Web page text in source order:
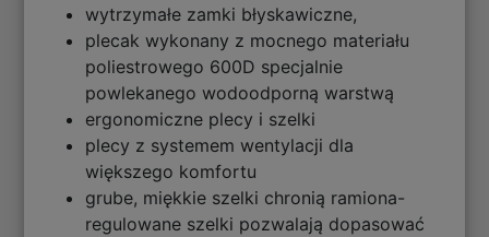
wytrzymałe zamki błyskawiczne,
plecak wykonany z mocnego materiału
poliestrowego 600D specjalnie
powlekanego wodoodporną warstwą
ergonomiczne plecy i szelki
plecy z systemem wentylacji dla
większego komfortu
grube, miękkie szelki chronią ramiona-
regulowane szelki pozwalają dopasować